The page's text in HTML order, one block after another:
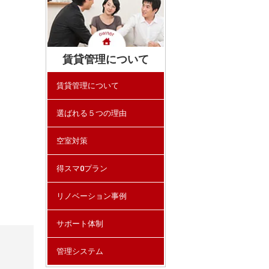
賃貸管理について
賃貸管理について
選ばれる５つの理由
空室対策
得スマ0プラン
リノベーション事例
サポート体制
管理システム